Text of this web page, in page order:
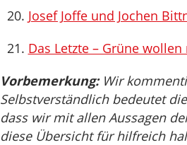
Josef Joffe und Jochen
Das Letzte – Grüne
Vorbemerkung:Wir
Selbstverständlich bedeutet
dass wir mit allen Aussagen
diese Übersicht für hilfreich